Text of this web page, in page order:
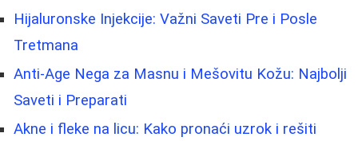
Hijaluronske Injekcije: Važni Saveti Pre i Posle
Tretmana
Anti-Age Nega za Masnu i Mešovitu Kožu: Najbolji
Saveti i Preparati
Akne i fleke na licu: Kako pronaći uzrok i rešiti